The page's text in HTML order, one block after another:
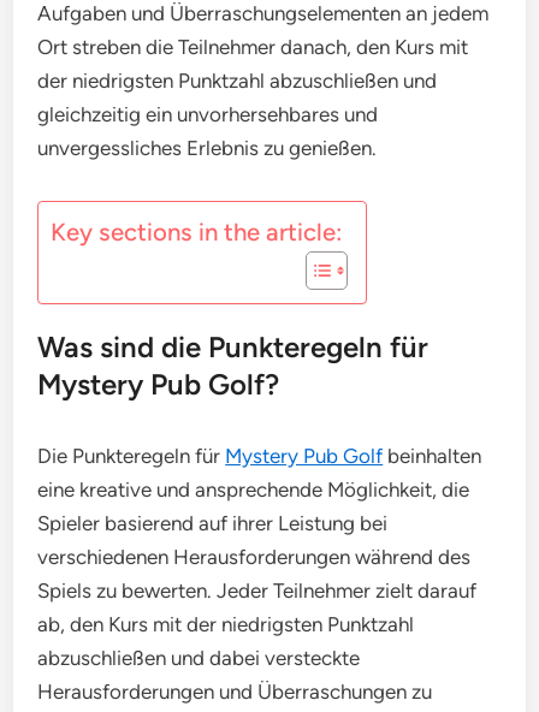
Aufgaben und Überraschungselementen an jedem
Ort streben die Teilnehmer danach, den Kurs mit
der niedrigsten Punktzahl abzuschließen und
gleichzeitig ein unvorhersehbares und
unvergessliches Erlebnis zu genießen.
Key sections in the article:
Was sind die Punkteregeln für
Mystery Pub Golf?
Die Punkteregeln für Mystery Pub Golf beinhalten
eine kreative und ansprechende Möglichkeit, die
Spieler basierend auf ihrer Leistung bei
verschiedenen Herausforderungen während des
Spiels zu bewerten. Jeder Teilnehmer zielt darauf
ab, den Kurs mit der niedrigsten Punktzahl
abzuschließen und dabei versteckte
Herausforderungen und Überraschungen zu